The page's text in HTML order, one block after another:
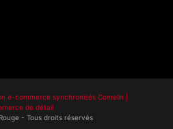
e-commerce synchronisés Comelin |
de détail
- Tous droits réservés